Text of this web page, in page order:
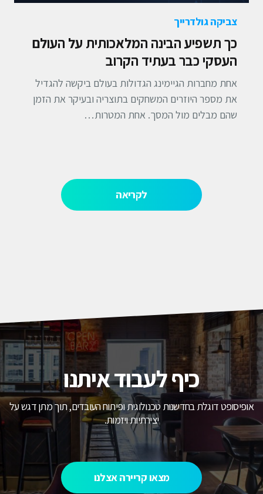
צביקה גולדרייך
כך תשפיע הבינה המלאכותית על העולם
העסקי כבר בעתיד הקרוב
אחת מחברות הגיימינג הגדולות בעולם ביקשה להגדיל
את מספר היוזרים המשחקים בתוצריה ובעיקר את הזמן
שהם מבלים מול המסך. אחת המטרות…
לקריאה
כיף לעבוד איתנו
דוגלת בחדשנות טכנולוגית ופיתוח העובדים, תוך מתן דגש על
יצירתיות ויזמות.
מצאו קריירה אצלנו